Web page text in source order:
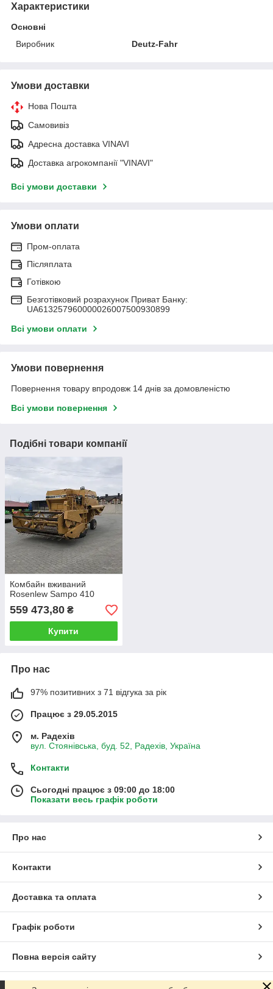
Характеристики
Основні
Виробник
Deutz-Fahr
Умови доставки
Нова Пошта
Самовивіз
Адресна доставка VINAVI
Доставка агрокомпанії "VINAVI"
Всі умови доставки
Умови оплати
Пром-оплата
Післяплата
Готівкою
Безготівковий розрахунок Приват Банку:
UA613257960000026007500930899
Всі умови оплати
Умови повернення
Повернення товару впродовж 14 днів за домовленістю
Всі умови повернення
Подібні товари компанії
Комбайн вживаний
Rosenlew Sampo 410
559 473,80 ₴
Купити
Про нас
97% позитивних з 71 відгука за рік
Працює з 29.05.2015
м. Радехів
вул. Стоянівська, буд. 52, Радехів, Україна
Контакти
Сьогодні працює з 09:00 до 18:00
Показати весь графік роботи
Про нас
Контакти
Доставка та оплата
Графік роботи
Повна версія сайту
Сайт створено на маркетплейсі Prom.ua